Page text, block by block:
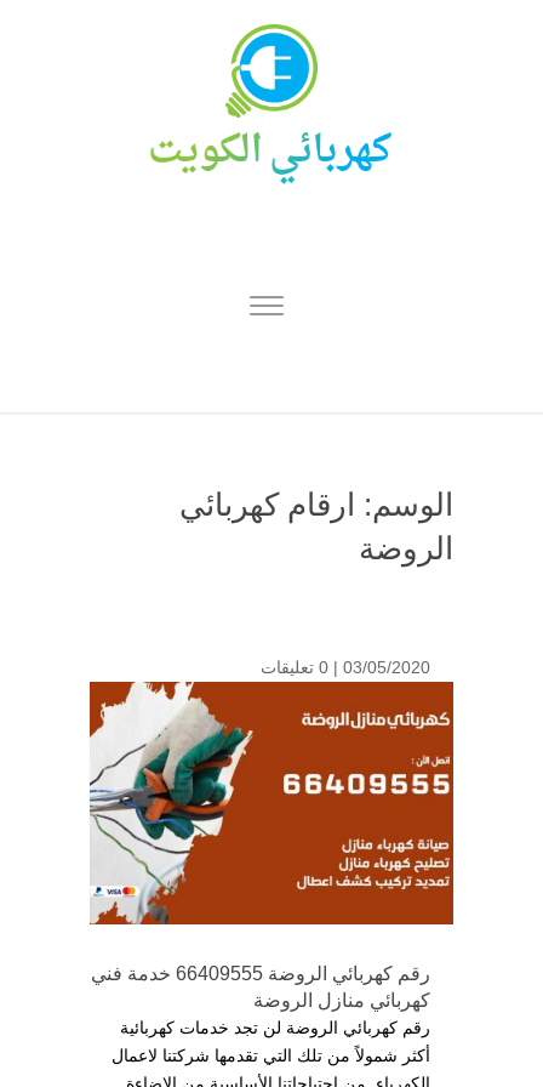
الوسم: ارقام كهربائي
الروضة
03/05/2020 | 0 تعليقات
رقم كهربائي الروضة 66409555 خدمة فني
كهربائي منازل الروضة
رقم كهربائي الروضة لن تجد خدمات كهربائية
أكثر شمولاً من تلك التي تقدمها شركتنا لاعمال